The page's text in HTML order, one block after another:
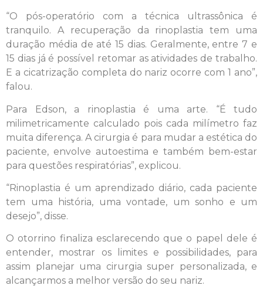
“O pós-operatório com a técnica ultrassônica é
tranquilo. A recuperação da rinoplastia tem uma
duração média de até 15 dias. Geralmente, entre 7 e
15 dias já é possível retomar as atividades de trabalho.
E a cicatrização completa do nariz ocorre com 1 ano”,
falou.
Para Edson, a rinoplastia é uma arte. “É tudo
milimetricamente calculado pois cada milímetro faz
muita diferença. A cirurgia é para mudar a estética do
paciente, envolve autoestima e também bem-estar
para questões respiratórias”, explicou.
“Rinoplastia é um aprendizado diário, cada paciente
tem uma história, uma vontade, um sonho e um
desejo”, disse.
O otorrino finaliza esclarecendo que o papel dele é
entender, mostrar os limites e possibilidades, para
assim planejar uma cirurgia super personalizada, e
alcançarmos a melhor versão do seu nariz.